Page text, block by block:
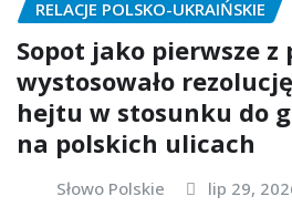
RELACJE POLSKO-UKRAIŃSKIE
Sopot jako pierwsze
wystosowało
hejtu w stosunku do
na polskich ulicach
Słowo Polskie lip 29,